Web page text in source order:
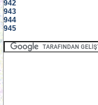
942
943
944
945